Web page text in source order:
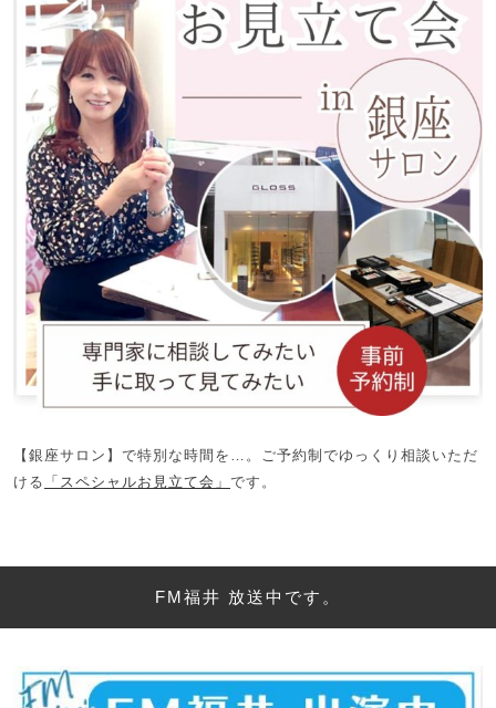
【銀座サロン】で特別な時間を…。ご予約制でゆっくり相談いただ
ける 「スペシャルお見立て会」 です。
FM福井 放送中です。